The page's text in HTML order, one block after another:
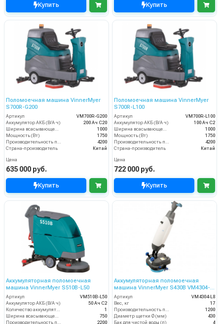
Купить Купить
Поломоечная машина VinnerMyer
S700R-G200
Артикул
VM700R-G200
Аккумулятор АКБ (В/А·ч)
200 Ач С20
1000
Мощность (Вт)
1750
4200
Страна-производитель
Китай
Цена
635 000 руб.
Купить
Поломоечная машина VinnerMyer
S700R-L100
Артикул
VM700R-L100
Аккумулятор АКБ (В/А·ч)
100 Ач С2
1000
Мощность (Вт)
1750
4200
Страна-производитель
Китай
Цена
722 000 руб.
Купить
Аккумуляторная поломоечная
машина VinnerMyer S510B-L50
Артикул
VM510B-L50
Аккумулятор АКБ (В/А·ч)
50 Ач С2
Количество аккумуляторов (шт)
1
Ширина всасывающей балки (мм)
750
Производительность по площади (м2/ч)
2200
Аккумуляторная поломоечная
машина VinnerMyer S430B VM4304-
L8
Артикул
VM4304-L8
Вес, кг
17
Производительность по площади (м2/ч)
1200
Диаметр щетки Ø (мм)
430
Бак для чистой воды (л)
4